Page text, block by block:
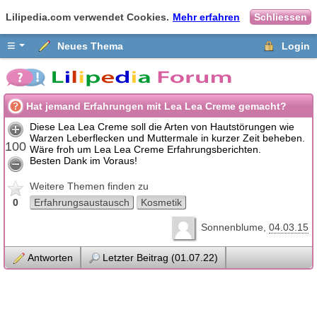
Lilipedia.com verwendet Cookies. Mehr erfahren Schliessen
≡ Neues Thema Login
Hat jemand Erfahrungen mit Lea Lea Creme gemacht?
100
0
Diese Lea Lea Creme soll die Arten von Hautstörungen wie
Warzen Leberflecken und Muttermale in kurzer Zeit beheben.
Wäre froh um Lea Lea Creme Erfahrungsberichten.
Besten Dank im Voraus!
Weitere Themen finden zu
Erfahrungsaustausch
Kosmetik
Sonnenblume 04.03.15
Antworten Letzter Beitrag (01.07.22)